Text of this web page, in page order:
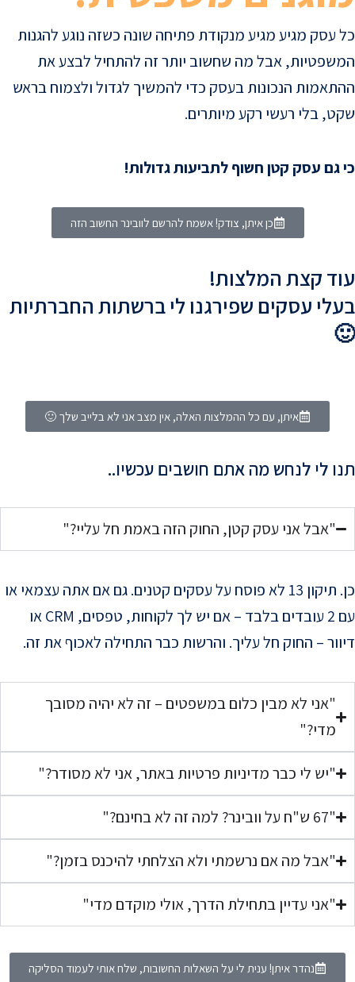
כל עסק מגיע מגיע מנקודת פתיחה שונה כשזה נוגע להגנות
המשפטיות, אבל מה שחשוב יותר זה להתחיל לבצע את
ההתאמות הנכונות בעסק כדי להמשיך לגדול ולצמוח בראש
שקט, בלי רעשי רקע מיותרים.
כי גם עסק קטן חשוף לתביעות גדולות!
כן איתן, צודק! אשמח להרשם לוובינר החשוב הזה
עוד קצת המלצות!
בעלי עסקים שפירגנו לי ברשתות החברתיות
🙂
איתן, עם כל ההמלצות האלה, אין מצב אני לא בלייב שלך 🙂
תנו לי לנחש מה אתם חושבים עכשיו..
"אבל אני עסק קטן, החוק הזה באמת חל עליי?"
כן. תיקון 13 לא פוסח על עסקים קטנים. גם אם אתה עצמאי או
עם 2 עובדים בלבד – אם יש לך לקוחות, טפסים, CRM או
דיוור – החוק חל עליך. והרשות כבר התחילה לאכוף את זה.
"אני לא מבין כלום במשפטים – זה לא יהיה מסובך
מדי?"
"יש לי כבר מדיניות פרטיות באתר, אני לא מסודר?"
"67 ש"ח על וובינר? למה זה לא בחינם?"
"אבל מה אם נרשמתי ולא הצלחתי להיכנס בזמן?"
"אני עדיין בתחילת הדרך, אולי מוקדם מדי"
נהדר איתן! ענית לי על השאלות החשובות, שלח אותי לעמוד הסליקה